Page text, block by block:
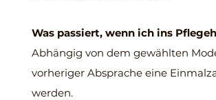
Was passiert, wenn ich ins
Abhängig von dem gewählten
vorheriger Absprache eine
werden.